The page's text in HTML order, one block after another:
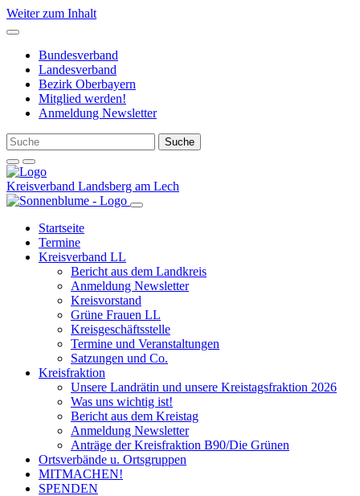
Weiter zum Inhalt
Bundesverband
Landesverband
Bezirk Oberbayern
Mitglied werden!
Anmeldung Newsletter
Kreisverband Landsberg am Lech
Startseite
Termine
Kreisverband LL
Bericht aus dem Landkreis
Anmeldung Newsletter
Kreisvorstand
Grüne Frauen LL
Kreisgeschäftsstelle
Termine und Veranstaltungen
Satzungen und Co.
Kreisfraktion
Unsere Landrätin und unsere Kreistagsfraktion 2026
Was uns wichtig ist!
Bericht aus dem Kreistag
Anmeldung Newsletter
Anträge der Kreisfraktion B90/Die Grünen
Ortsverbände u. Ortsgruppen
MITMACHEN!
SPENDEN